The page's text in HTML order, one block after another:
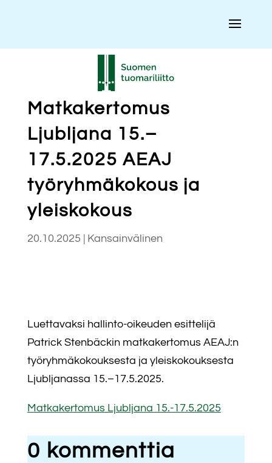
Matkakertomus
Ljubljana 15.–
17.5.2025 AEAJ
työryhmäkokous ja
yleiskokous
20.10.2025 | Kansainvälinen
Luettavaksi hallinto-oikeuden esittelijä
Patrick Stenbäckin matkakertomus AEAJ:n
työryhmäkokouksesta ja yleiskokouksesta
Ljubljanassa 15.–17.5.2025.
Matkakertomus Ljubljana 15.-17.5.2025
0 kommenttia